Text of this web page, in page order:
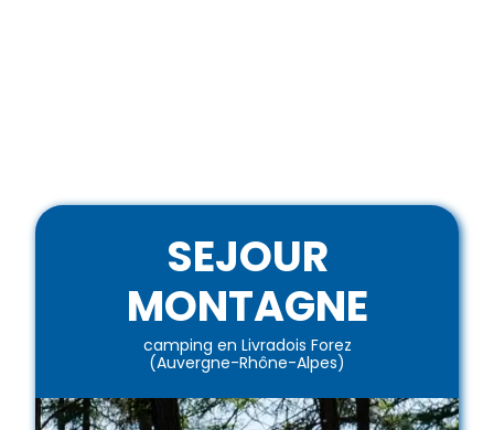
SEJOUR
MONTAGNE
camping en Livradois Forez
(Auvergne-Rhône-Alpes)